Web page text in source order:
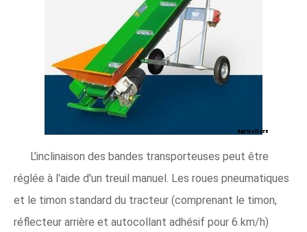
L'inclinaison des bandes transporteuses peut être
réglée à l'aide d'un treuil manuel. Les roues pneumatiques
et le timon standard du tracteur (comprenant le timon,
réflecteur arrière et autocollant adhésif pour 6 km/h)